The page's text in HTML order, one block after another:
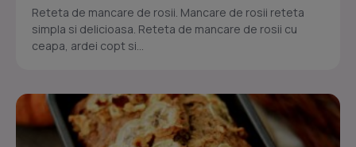
Reteta de mancare de rosii. Mancare de rosii reteta
simpla si delicioasa. Reteta de mancare de rosii cu
ceapa, ardei copt si...